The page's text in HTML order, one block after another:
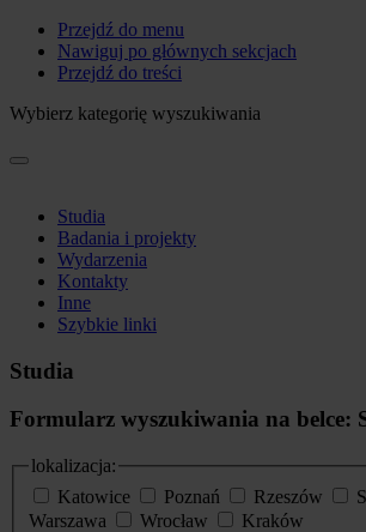
Przejdź do menu
Nawiguj po głównych sekcjach
Przejdź do treści
Wybierz kategorię wyszukiwania
Studia
Badania i projekty
Wydarzenia
Kontakty
Inne
Szybkie linki
Studia
Formularz wyszukiwania na belce:
lokalizacja:
Katowice
Poznań Rzeszów
Warszawa
Wrocław
Kraków